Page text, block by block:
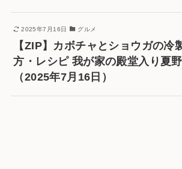
2025年7月16日 グルメ
【ZIP】カボチャとショウガの冷
方・レシピ 我が家の殿堂入り夏
（2025年7月16日）